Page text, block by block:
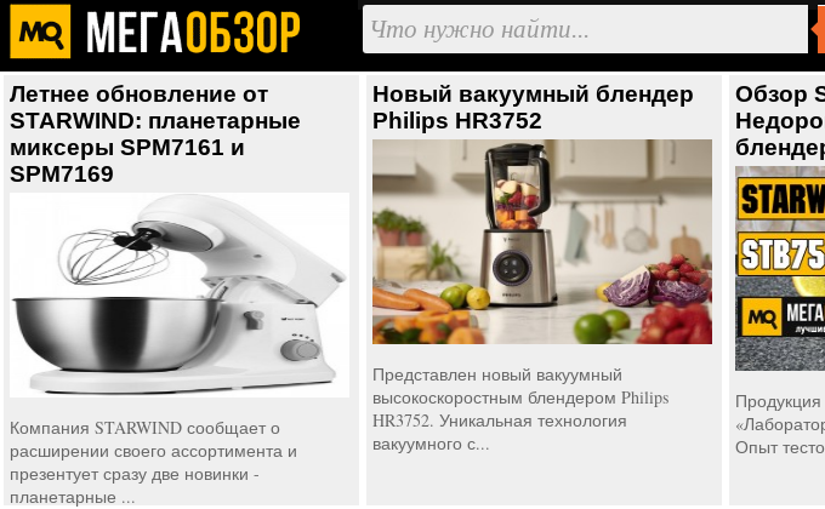
Летнее обновление от
STARWIND: планетарные
миксеры SPM7161 и
SPM7169
Компания STARWIND сообщает о
расширении своего ассортимента и
презентует сразу две новинки -
планетарные ...
Новый вакуумный блендер
Philips HR3752
Представлен новый вакуумный
высокоскоростным блендером Philips
HR3752. Уникальная технология
вакуумного с...
Обзор
Опыт